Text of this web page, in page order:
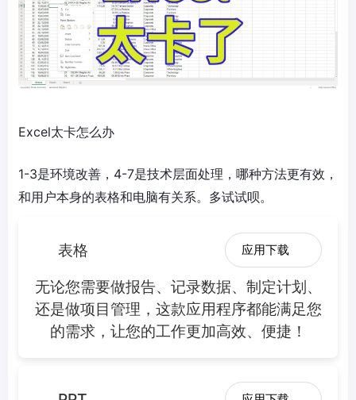
Excel太卡怎么办
1-3是环境改善，4-7是技术层面处理，哪种方法更有效，
和用户本身的表格和电脑有关系。多试试呗。
表格 应用下载
无论您需要做报告、记录数据、制定计划、
还是做项目管理，这款应用程序都能满足您
的需求，让您的工作更加高效、便捷！